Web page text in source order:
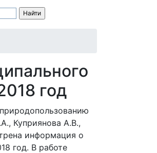
год
Куприянова А.В.,
информация о
год. В работе